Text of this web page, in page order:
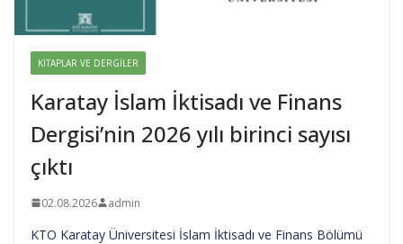
KITAPLAR VE DERGILER
Karatay İslam İktisadı ve Finans
Dergisi’nin 2026 yılı birinci sayısı
çıktı
02.08.2026 admin
KTO Karatay Üniversitesi İslam İktisadı ve Finans Bölümü